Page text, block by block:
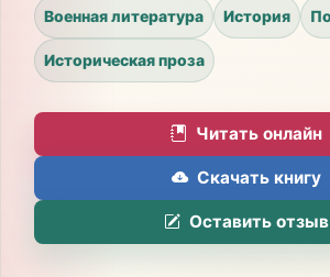
Военная литература История
Историческая проза
Читать онлайн
Скачать книгу
Оставить отзыв